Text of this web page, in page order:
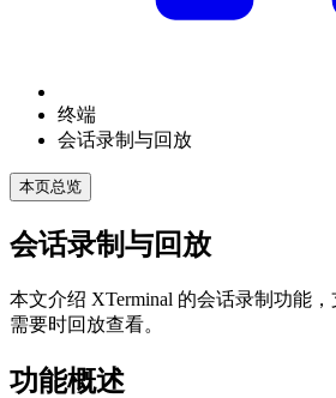
终端
会话录制与回放
本页总览
会话录制与回放
本文介绍 XTerminal 的会话录制功能
需要时回放查看。
功能概述